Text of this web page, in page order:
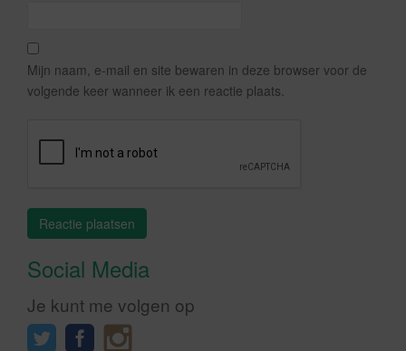
Mijn naam, e-mail en site bewaren in deze browser voor de
volgende keer wanneer ik een reactie plaats.
Social Media
Je kunt me volgen op